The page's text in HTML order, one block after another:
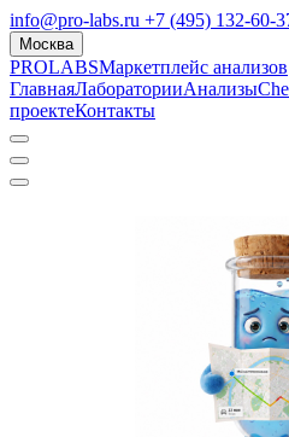
info@pro-labs.ru +7 (495) 132-60-
Москва
PROLABSМаркетплейс анализов
ГлавнаяЛабораторииАнализы
проектеКонтакты